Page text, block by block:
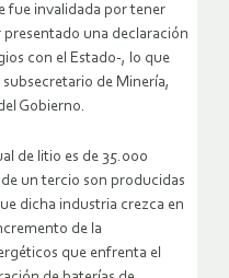
fue invalidada por tener
presentado una declaración
con el Estado-, lo que
de Minería,
Gobierno.
de litio es de 35.000
un tercio son producidas
dicha industria crezca en
de la
que enfrenta el